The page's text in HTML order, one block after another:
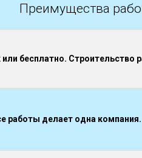
Преимущества
бесплатно. Строительство
работы делает одна компания.